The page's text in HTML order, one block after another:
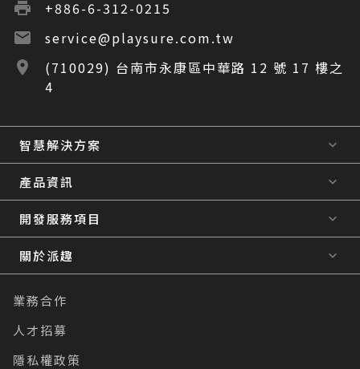
+886-6-312-0215
service@playsure.com.tw
(710029) 台南市永康區中華路 12 號 17 樓之
4
智慧解決方案
產品資訊
開發服務項目
關於派趣
業務合作
人才招募
隱私權政策